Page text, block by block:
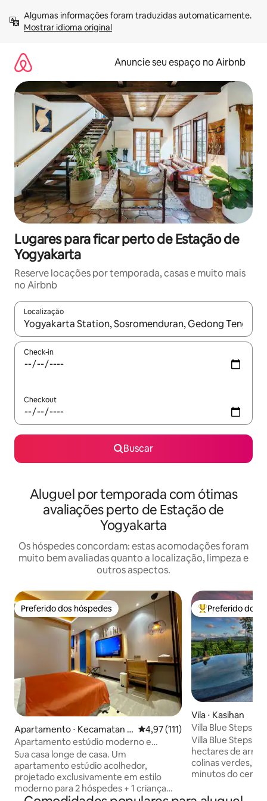
para
Mostrar idioma original
Anuncie seu espaço no Airbnb
Lugares para ficar perto de Estação de
Yogyakarta
Reserve locações por temporada, casas e muito mais
no Airbnb
Localização
Quando os resultados estiverem disponíveis, explore-os
Check-in
Checkout
Buscar
Aluguel por temporada com ótimas
avaliações perto de Estação de
Yogyakarta
Os hóspedes concordam: estas acomodações foram
muito bem avaliadas quanto a localização, limpeza e
outros aspectos.
Preferido dos hóspedes
Preferido dos hóspedes
Apartamento ⋅ Kecamatan N
gaglik
4,97 de uma avaliação média
4,97 (111)
Apartamento estúdio moderno e
confortável
Sua casa longe de casa. Um
apartamento estúdio acolhedor,
projetado exclusivamente em estilo
moderno para 2 hóspedes + 1 criança
Entre os
Preferido dos
Vila ⋅ Kasihan
Villa Blue Steps,
deslumbrante
Villa Blue Steps,
hectares de
colinas verdes,
minutos do
de bicicleta ou